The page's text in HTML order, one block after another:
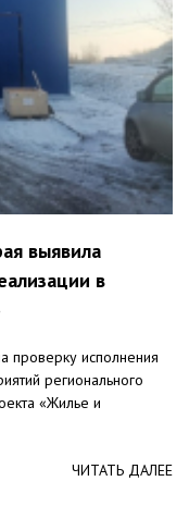
выявила
в
проверку исполнения
регионального
«Жилье и
ЧИТАТЬ ДАЛЕЕ